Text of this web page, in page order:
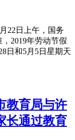
22日上午，国务
2019年劳动节假
日和5月5日星期天
教育局与许
长通过教育